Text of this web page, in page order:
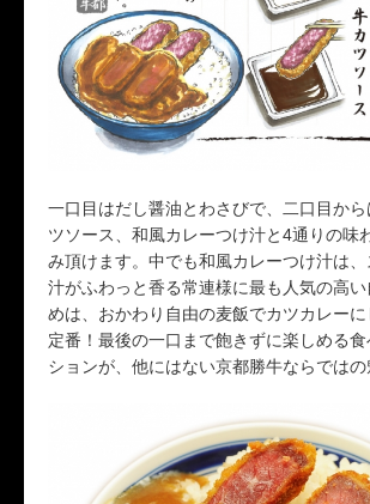
一口目はだし醤油とわさびで、二口目か
ツソース、和風カレーつけ汁と4通りの味
み頂けます。中でも和風カレーつけ汁は
汁がふわっと香る常連様に最も人気の高
めは、おかわり自由の麦飯でカツカレー
定番！最後の一口まで飽きずに楽しめる
ションが、他にはない京都勝牛ならではの